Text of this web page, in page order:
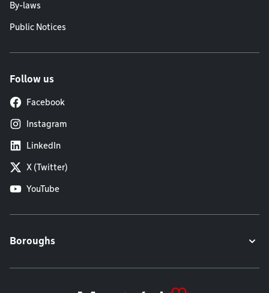
By-laws
Public Notices
Follow us
Facebook
Instagram
LinkedIn
X (Twitter)
YouTube
Boroughs